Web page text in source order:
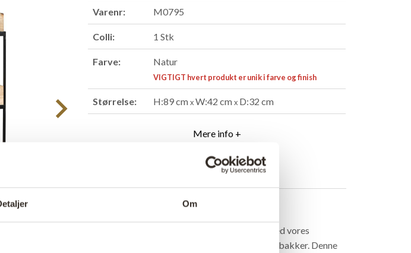
Om
Varenr: M0795
Colli: 1 Stk
Farve: Natur
VIGTIGT hvert produkt er unik i farve og finish
Størrelse: H:89 cm xW:42 cm x D:32 cm
Mere info +
B2B Login
Forén praktisk opbevaring med rustik appel med vores
rullevogn i jern, udstyret med tre aftagelige træbakker. Denne